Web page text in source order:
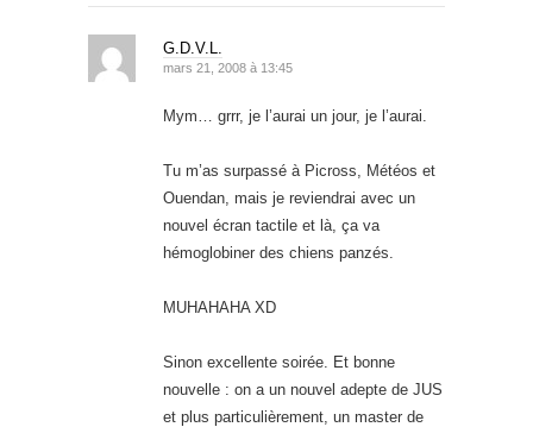
G.D.V.L.
mars 21, 2008 à 13:45
Mym… grrr, je l’aurai un jour, je l’aurai.
Tu m’as surpassé à Picross, Météos et
Ouendan, mais je reviendrai avec un
nouvel écran tactile et là, ça va
hémoglobiner des chiens panzés.
MUHAHAHA XD
Sinon excellente soirée. Et bonne
nouvelle : on a un nouvel adepte de JUS
et plus particulièrement, un master de